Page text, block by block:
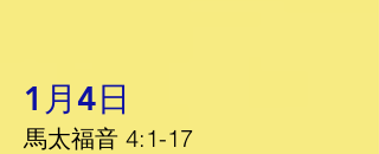
1月4日
馬太福音 4:1-17